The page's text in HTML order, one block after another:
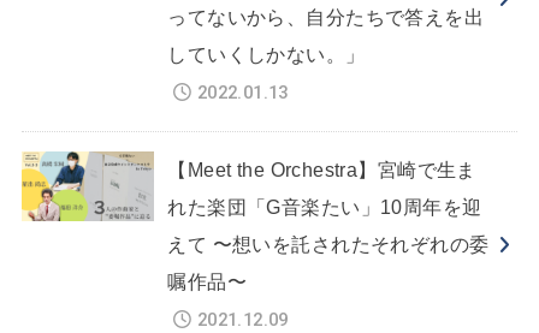
ってないから、自分たちで答えを出
していくしかない。」
2022.01.13
【Meet the Orchestra】宮崎で生ま
れた楽団「G音楽たい」10周年を迎
えて 〜想いを託されたそれぞれの委
嘱作品〜
2021.12.09